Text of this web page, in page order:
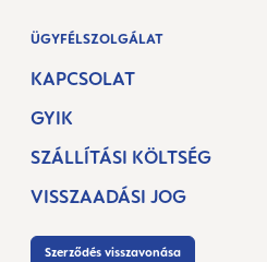
ÜGYFÉLSZOLGÁLAT
KAPCSOLAT
GYIK
SZÁLLÍTÁSI KÖLTSÉG
VISSZAADÁSI JOG
Szerződés visszavonása